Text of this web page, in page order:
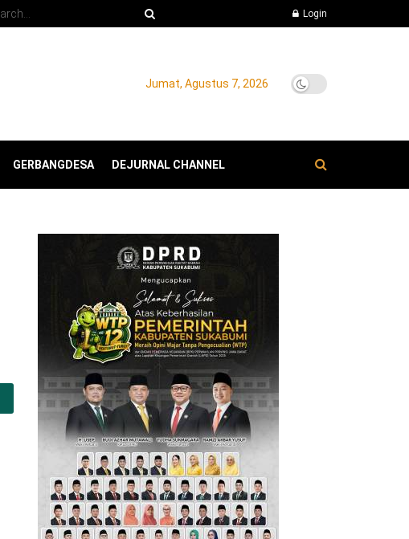
Login
Jumat, Agustus 7, 2026
GERBANGDESA DEJURNAL CHANNEL